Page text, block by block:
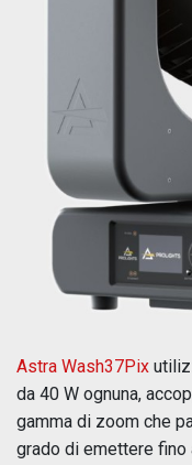
Astra Wash37Pix
da 40 W ognuna,
gamma di zoom che
grado di emettere fino